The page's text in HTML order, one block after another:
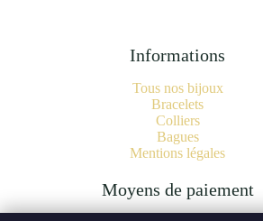
Informations
Tous nos bijoux
Bracelets
Colliers
Bagues
Mentions légales
Moyens de paiement